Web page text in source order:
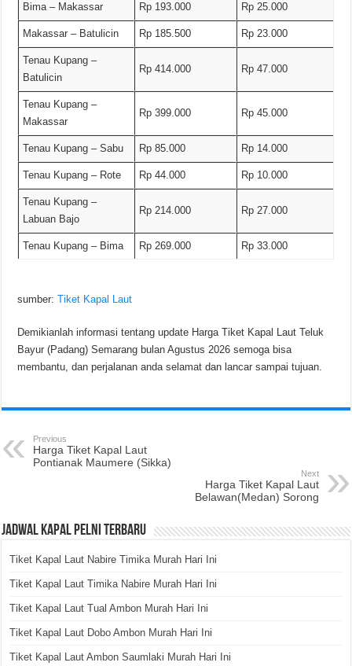
Bima – Makassar Rp 193.000 Rp 25.000
Makassar – Batulicin Rp 185.500 Rp 23.000
Tenau Kupang –
Batulicin
Rp 414.000 Rp 47.000
Tenau Kupang –
Makassar
Rp 399.000 Rp 45.000
Tenau Kupang – Sabu Rp 85.000 Rp 14.000
Tenau Kupang – Rote Rp 44.000 Rp 10.000
Tenau Kupang –
Labuan Bajo
Rp 214.000 Rp 27.000
Tenau Kupang – Bima Rp 269.000 Rp 33.000
sumber:Tiket Kapal Laut
Demikianlah informasi tentang update Harga Tiket Kapal Laut Teluk
Bayur (Padang) Semarang bulan Agustus 2026 semoga bisa
membantu, dan perjalanan anda selamat dan lancar sampai tujuan.
Previous
Harga Tiket Kapal Laut
Pontianak Maumere (Sikka)
Next
Harga Tiket Kapal Laut
Belawan(Medan) Sorong
Jadwal Kapal Pelni Terbaru
Tiket Kapal Laut Nabire Timika Murah Hari Ini
Tiket Kapal Laut Timika Nabire Murah Hari Ini
Tiket Kapal Laut Tual Ambon Murah Hari Ini
Tiket Kapal Laut Dobo Ambon Murah Hari Ini
Tiket Kapal Laut Ambon Saumlaki Murah Hari Ini